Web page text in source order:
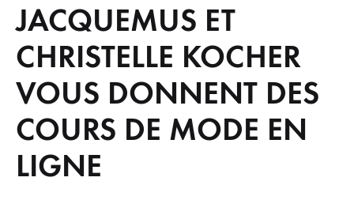
JACQUEMUS ET
CHRISTELLE KOCHER
VOUS DONNENT DES
COURS DE MODE EN
LIGNE